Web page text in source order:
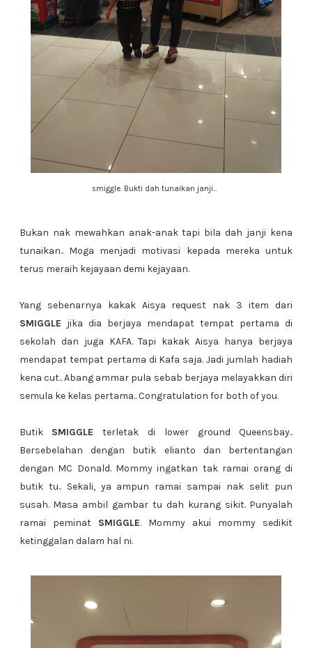
smiggle. Bukti dah tunaikan janji...
Bukan nak mewahkan anak-anak tapi bila dah janji kena
tunaikan.. Moga menjadi motivasi kepada mereka untuk
terus meraih kejayaan demi kejayaan.
Yang sebenarnya kakak Aisya request nak 3 item dari
SMIGGLE jika dia berjaya mendapat tempat pertama di
sekolah dan juga KAFA. Tapi kakak Aisya hanya berjaya
mendapat tempat pertama di Kafa saja. Jadi jumlah hadiah
kena cut.. Abang ammar pula sebab berjaya melayakkan diri
semula ke kelas pertama.. Congratulation for both of you.
Butik SMIGGLE terletak di lower ground Queensbay..
Bersebelahan dengan butik elianto dan bertentangan
dengan MC Donald. Mommy ingatkan tak ramai orang di
butik tu.. Sekali, ya ampun ramai sampai nak selit pun
susah. Masa ambil gambar tu dah kurang sikit. Punyalah
ramai peminat SMIGGLE. Mommy akui mommy sedikit
ketinggalan dalam hal ni.